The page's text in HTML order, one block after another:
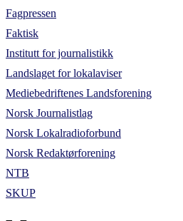
Fagpressen
Faktisk
Institutt for journalistikk
Landslaget for lokalaviser
Mediebedriftenes Landsforening
Norsk Journalistlag
Norsk Lokalradioforbund
Norsk Redaktørforening
NTB
SKUP